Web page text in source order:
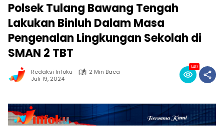
Polsek Tulang Bawang Tengah
Lakukan Binluh Dalam Masa
Pengenalan Lingkungan Sekolah di
SMAN 2 TBT
Redaksi Infoku
2 Min Baca
Juli 19, 2024
140